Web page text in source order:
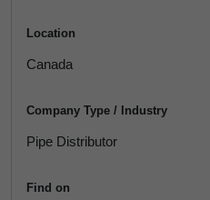
Location
Canada
Company Type / Industry
Pipe Distributor
Find on